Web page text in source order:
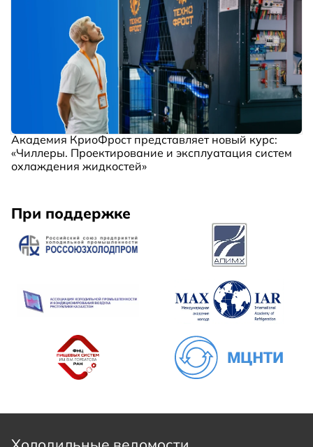
Академия КриоФрост представляет новый курс:
«Чиллеры. Проектирование и эксплуатация систем
охлаждения жидкостей»
При поддержке